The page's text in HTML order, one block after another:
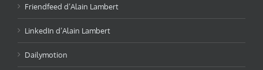
Friendfeed d’Alain Lambert
LinkedIn d’Alain Lambert
Dailymotion